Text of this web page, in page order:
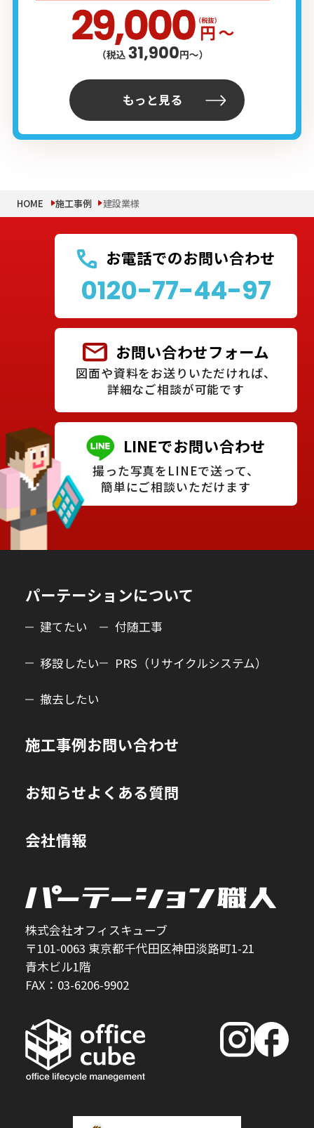
もっと見る
HOME 施工事例 建設業様
お電話でのお問い合わせ
0120-77-44-97
お問い合わせフォーム
図面や資料をお送りいただければ、
詳細なご相談が可能です
LINEでお問い合わせ
撮った写真をLINEで送って、
簡単にご相談いただけます
パーテーションについて
建てたい
移設したい
撤去したい
付随工事
PRS（リサイクルシステム）
施工事例
お知らせ
会社情報
お問い合わせ
よくある質問
株式会社オフィスキューブ
〒101-0063 東京都千代田区神田淡路町1-21
青木ビル1階
FAX：03-6206-9902